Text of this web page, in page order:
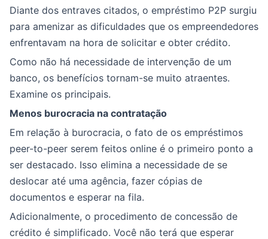
Diante dos entraves citados, o empréstimo P2P surgiu
para amenizar as dificuldades que os empreendedores
enfrentavam na hora de solicitar e obter crédito.
Como não há necessidade de intervenção de um
banco, os benefícios tornam-se muito atraentes.
Examine os principais.
Menos burocracia na contratação
Em relação à burocracia, o fato de os empréstimos
peer-to-peer serem feitos online é o primeiro ponto a
ser destacado. Isso elimina a necessidade de se
deslocar até uma agência, fazer cópias de
documentos e esperar na fila.
Adicionalmente, o procedimento de concessão de
crédito é simplificado. Você não terá que esperar